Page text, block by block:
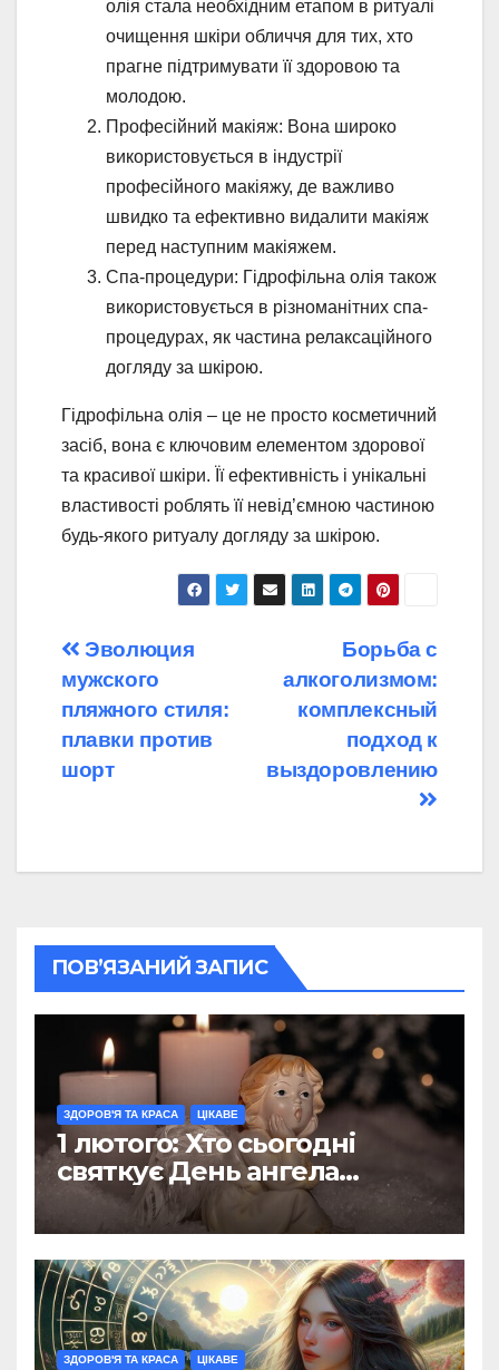
олія стала необхідним етапом в ритуалі
очищення шкіри обличчя для тих, хто
прагне підтримувати її здоровою та
молодою.
Професійний макіяж: Вона широко
використовується в індустрії
професійного макіяжу, де важливо
швидко та ефективно видалити макіяж
перед наступним макіяжем.
Спа-процедури: Гідрофільна олія також
використовується в різноманітних спа-
процедурах, як частина релаксаційного
догляду за шкірою.
Гідрофільна олія – це не просто косметичний
засіб, вона є ключовим елементом здорової
та красивої шкіри. Її ефективність і унікальні
властивості роблять її невід’ємною частиною
будь-якого ритуалу догляду за шкірою.
Навігація
записів
Борьба с
алкоголизмом:
комплексный
подход к
выздоровлению
Эволюция
мужского
пляжного стиля:
плавки против
шорт
ПОВ’ЯЗАНИЙ ЗАПИС
ЗДОРОВ'Я ТА КРАСА ЦІКАВЕ
1 лютого: Хто сьогодні
святкує День ангела
(ФОТО)
ЗДОРОВ'Я ТА КРАСА ЦІКАВЕ